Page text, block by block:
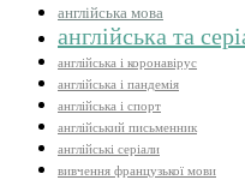
англійська мова
англійська та
англійська і коронавірус
англійська і пандемія
англійська і спорт
англійський письменник
англійські серіали
вивчення французької мови